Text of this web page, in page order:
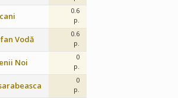
0.6
p.
Vodă
0.6
p.
Noi
0
p.
0
p.